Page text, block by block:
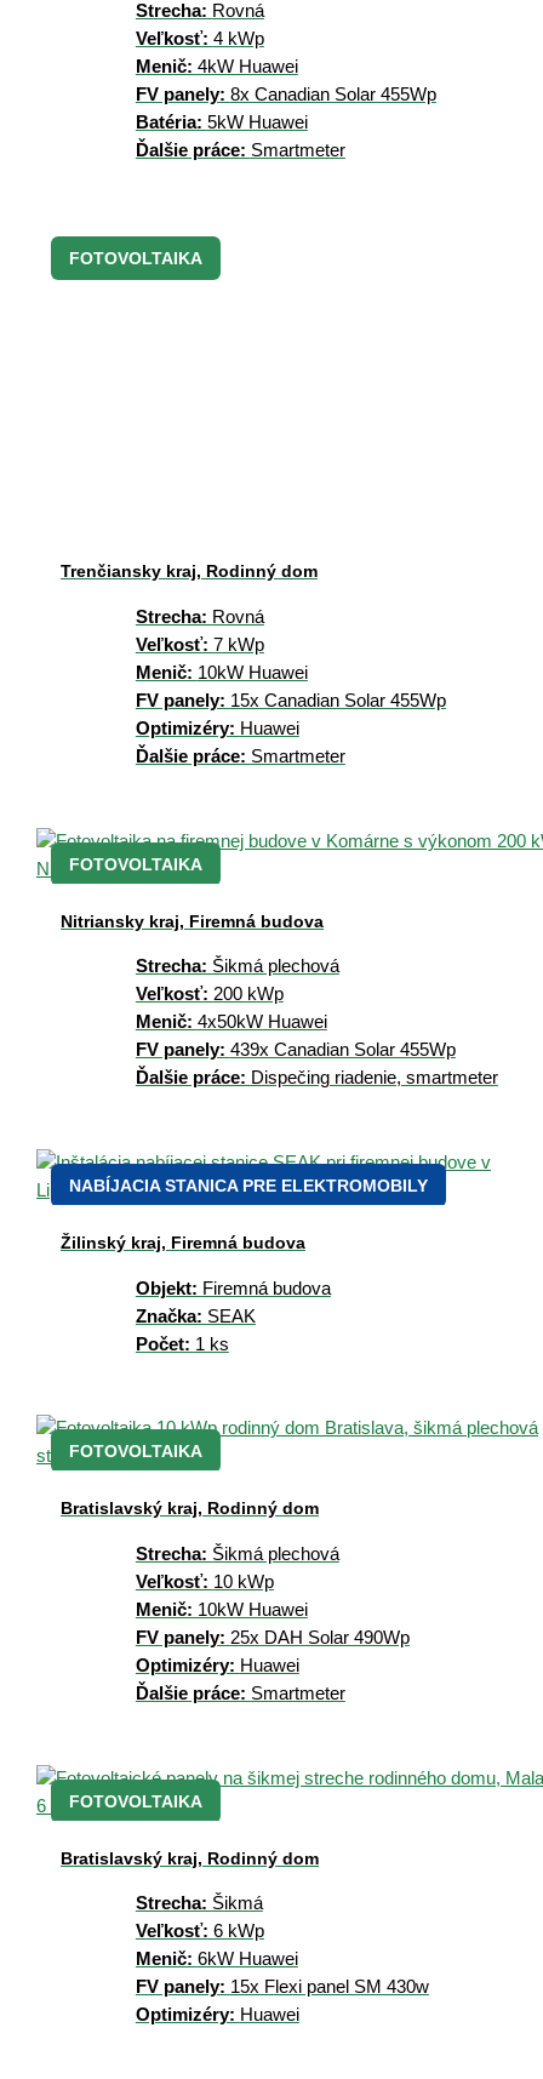
Strecha: Rovná
Veľkosť: 4 kWp
Menič: 4kW Huawei
FV panely: 8x Canadian Solar 455Wp
Batéria: 5kW Huawei
Ďalšie práce: Smartmeter
FOTOVOLTAIKA
Trenčiansky kraj, Rodinný dom
Strecha: Rovná
Veľkosť: 7 kWp
Menič: 10kW Huawei
FV panely: 15x Canadian Solar 455Wp
Optimizéry: Huawei
Ďalšie práce: Smartmeter
FOTOVOLTAIKA
Nitriansky kraj, Firemná budova
Strecha: Šikmá plechová
Veľkosť: 200 kWp
Menič: 4x50kW Huawei
FV panely: 439x Canadian Solar 455Wp
Ďalšie práce: Dispečing riadenie, smartmeter
NABÍJACIA STANICA PRE ELEKTROMOBILY
Žilinský kraj, Firemná budova
Objekt: Firemná budova
Značka: SEAK
Počet: 1 ks
FOTOVOLTAIKA
Bratislavský kraj, Rodinný dom
Strecha: Šikmá plechová
Veľkosť: 10 kWp
Menič: 10kW Huawei
FV panely: 25x DAH Solar 490Wp
Optimizéry: Huawei
Ďalšie práce: Smartmeter
FOTOVOLTAIKA
Bratislavský kraj, Rodinný dom
Strecha: Šikmá
Veľkosť: 6 kWp
Menič: 6kW Huawei
FV panely: 15x Flexi panel SM 430w
Optimizéry: Huawei